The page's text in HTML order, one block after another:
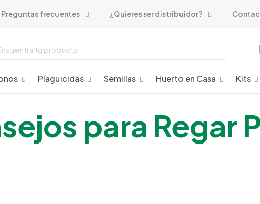
Preguntas frecuentes ¿Quieres ser distribuidor?
Plaguicidas Semillas Huerto en Casa Kits
para Regar